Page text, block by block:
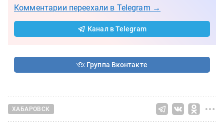
Комментарии переехали в Telegram →
Канал в Telegram
Группа Вконтакте
ХАБАРОВСК